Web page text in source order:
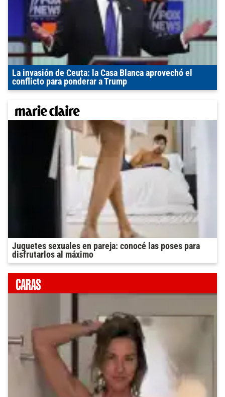
La invasión de Ceuta: la Casa Blanca aprovechó el
conflicto para ponderar a Trump
Juguetes sexuales en pareja: conocé las poses para
disfrutarlos al máximo